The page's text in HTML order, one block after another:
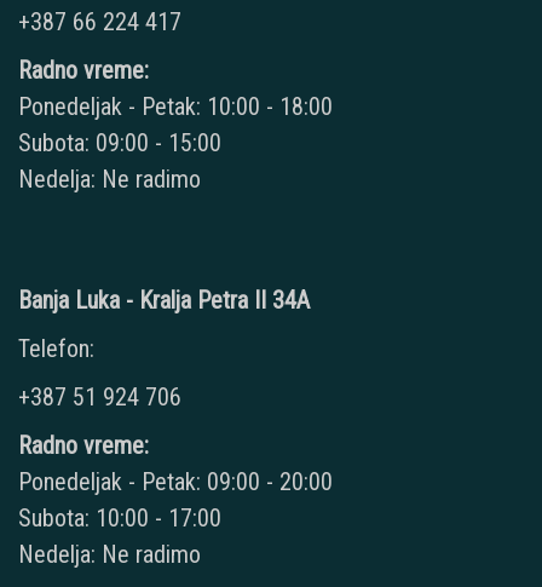
+387 66 224 417
Radno vreme:
Ponedeljak - Petak: 10:00 - 18:00
Subota: 09:00 - 15:00
Nedelja: Ne radimo
Banja Luka - Kralja Petra II 34A
Telefon:
+387 51 924 706
Radno vreme:
Ponedeljak - Petak: 09:00 - 20:00
Subota: 10:00 - 17:00
Nedelja: Ne radimo